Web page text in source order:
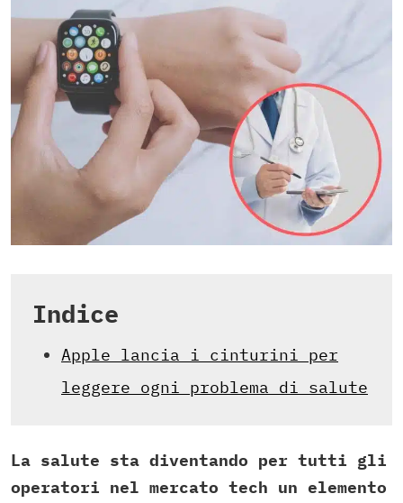
Indice
Apple lancia i cinturini per
leggere ogni problema di salute
La salute sta diventando per tutti gli
operatori nel mercato tech un elemento